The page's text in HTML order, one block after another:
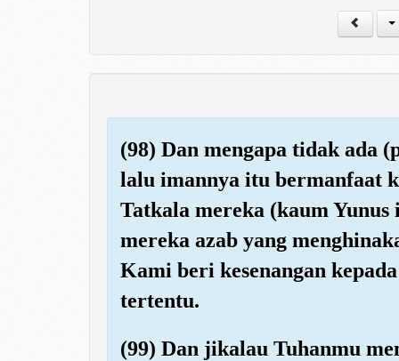
(98) Dan mengapa tidak ada
lalu imannya itu bermanfaat
Tatkala mereka (kaum
mereka azab yang
Kami beri kesenangan
tertentu.
(99) Dan jikalau Tuhanmu